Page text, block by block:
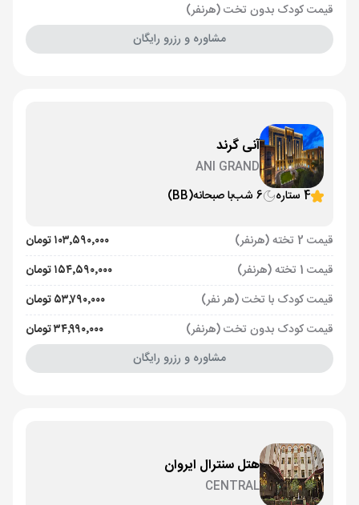
قیمت کودک بدون تخت (هرنفر)
مشاوره و رزرو رایگان
آنی گرند
ANI GRAND
4 ستاره
6 شب با صبحانه(BB)
قیمت 2 تخته (هرنفر)
۱۰۳٬۵۹۰٬۰۰۰ تومان
قیمت 1 تخته (هرنفر)
۱۵۴٬۵۹۰٬۰۰۰ تومان
قیمت کودک با تخت (هر نفر)
۵۳٬۷۹۰٬۰۰۰ تومان
قیمت کودک بدون تخت (هرنفر)
۳۴٬۹۹۰٬۰۰۰ تومان
مشاوره و رزرو رایگان
هتل سنترال ایروان
CENTRAL